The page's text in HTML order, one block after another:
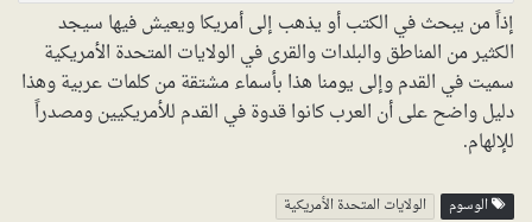
إذاً من يبحث في الكتب أو يذهب إلى أمريكا ويعيش فيها سيجد
الكثير من المناطق والبلدات والقرى في الولايات المتحدة الأمريكية
سميت في القدم وإلى يومنا هذا بأسماء مشتقة من كلمات عربية وهذا
دليل واضح على أن العرب كانوا قدوة في القدم للأمريكيين ومصدراً
للإلهام.
الوسوم الولايات المتحدة الأمريكية